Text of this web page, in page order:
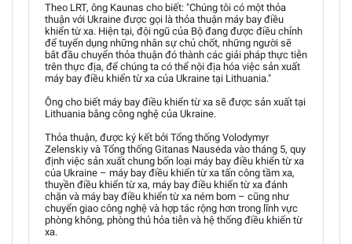
Theo LRT, ông Kaunas cho biết: "Chúng tôi có một thỏa
thuận với Ukraine được gọi là thỏa thuận máy bay điều
khiển từ xa. Hiện tại, đội ngũ của Bộ đang được điều chỉnh
để tuyển dụng những nhân sự chủ chốt, những người sẽ
bắt đầu chuyển thỏa thuận đó thành các giải pháp thực tiễn
trên thực địa, để chúng ta có thể nội địa hóa việc sản xuất
máy bay điều khiển từ xa của Ukraine tại Lithuania."
Ông cho biết máy bay điều khiển từ xa sẽ được sản xuất tại
Lithuania bằng công nghệ của Ukraine.
Thỏa thuận, được ký kết bởi Tổng thống Volodymyr
Zelenskiy và Tổng thống Gitanas Nausėda vào tháng 5, quy
định việc sản xuất chung bốn loại máy bay điều khiển từ xa
của Ukraine – máy bay điều khiển từ xa tấn công tầm xa,
thuyền điều khiển từ xa, máy bay điều khiển từ xa đánh
chặn và máy bay điều khiển từ xa ném bom – cũng như
chuyển giao công nghệ và hợp tác rộng hơn trong lĩnh vực
phòng không, phòng thủ hỏa tiễn và hệ thống điều khiển từ
xa.